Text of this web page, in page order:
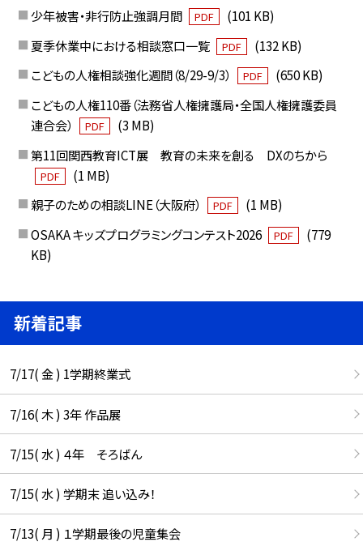
少年被害・非行防止強調月間 PDF
(101 KB)
夏季休業中における相談窓口一覧
PDF
(132 KB)
こどもの人権相談強化週間（8/29-9/3）
PDF
(650 KB)
こどもの人権110番（法務省人権擁護局・全国人権擁護委員
連合会）
PDF
(3 MB)
第11回関西教育ICT展 教育の未来を創る DXのちから
PDF
(1 MB)
親子のための相談LINE（大阪府）
PDF
(1 MB)
OSAKA キッズプログラミングコンテスト2026
PDF
(779
KB)
新着記事
7/17( 金 ) 1学期終業式
7/16( 木 ) 3年 作品展
7/15( 水 ) ４年 そろばん
7/15( 水 ) 学期末 追い込み！
7/13( 月 ) １学期最後の児童集会